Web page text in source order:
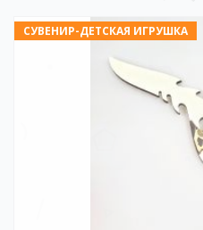
СУВЕНИР-ДЕТСКАЯ ИГРУШКА